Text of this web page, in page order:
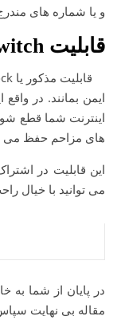
و یا شماره های
قابلیت
ایمن بمانند. در
اینترنت شما قطع
های مزاحم حفظ می
این قابلیت در
می توانید با خیال
در پایان از شما به
مقاله بی نهایت